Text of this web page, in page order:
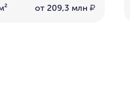
от 209,3 млн₽